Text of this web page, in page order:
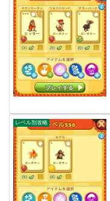
レベル別攻略